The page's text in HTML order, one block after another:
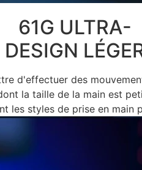
61G ULTRA-
DESIGN
d'effectuer des
la taille de la main est
les styles de prise en main